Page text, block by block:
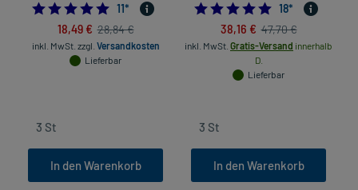
5.0
11*
18,49 € 28,84 €
inkl. MwSt. zzgl. Versandkosten
Lieferbar
In den Warenkorb
5.0
18*
38,16 € 47,70 €
inkl. MwSt. Gratis-Versand innerhalb
D.
Lieferbar
In den Warenkorb